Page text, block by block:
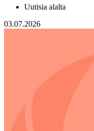
Uutisia alalta
03.07.2026